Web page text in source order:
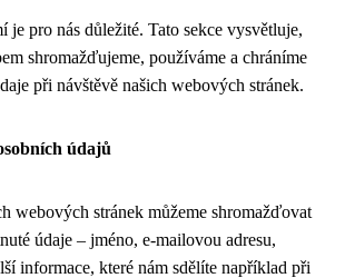
je pro nás důležité. Tato sekce vysvětluje,
shromažďujeme, používáme a chráníme
při návštěvě našich webových stránek.
údajů
webových stránek můžeme shromažďovat
údaje – jméno, e-mailovou adresu,
informace, které nám sdělíte například při